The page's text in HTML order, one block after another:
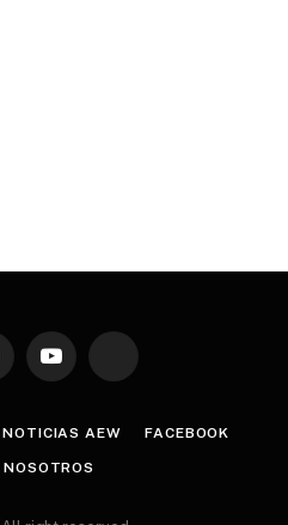
YouTube TikTok
NOTICIAS AEW FACEBOOK
NOSOTROS